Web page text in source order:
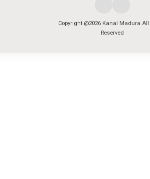
Copyright @2026 Kanal Madura
Reserved